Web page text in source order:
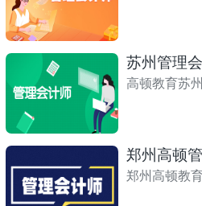
苏州管理
高顿教育苏
郑州高顿
郑州高顿教